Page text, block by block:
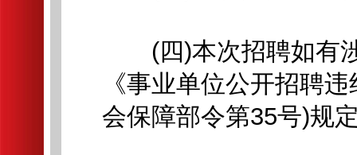
(四)本次招聘如有涉
《事业单位公开招聘
会保障部令第35号)规